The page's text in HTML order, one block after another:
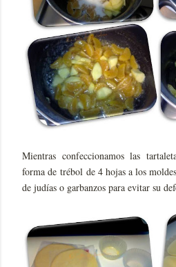
Mientras confeccionamos las
forma de trébol de 4 hojas a los
de judías o garbanzos para evitar su